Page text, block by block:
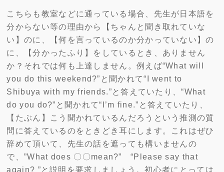
こちらも教室などに通っている場合、先生が日本語を
分からない等の理由から【ちゃんと聞き取れていな
い】のに、【何を言っているのか分かっていない】の
に、【分かったふり】をしているとき、ありません
か？それでは何も上達しません。例えば“What will
you do this weekend?”と聞かれて“I went to
Shibuya with my friends.”と答えていたり、“What
do you do?”と聞かれて“I’m fine.”と答えていたり、
【たぶん】こう聞かれているんだろうという推測の質
問に答えているのをときどき耳にします。これはぜひ
辞めて頂いて、先生の話を遮っても構いませんの
で、”What does 〇〇mean?” “Please say that
again? ”と説明を要求しましょう。初心者にとっては